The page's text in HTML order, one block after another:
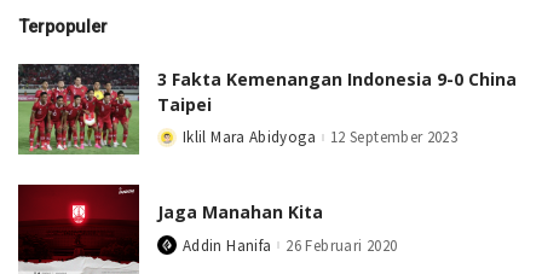
Terpopuler
3 Fakta Kemenangan Indonesia 9-0 China
Taipei
PostedIklil Mara Abidyoga 12 September 2023
Jaga Manahan Kita
PostedAddin Hanifa 26 Februari 2020